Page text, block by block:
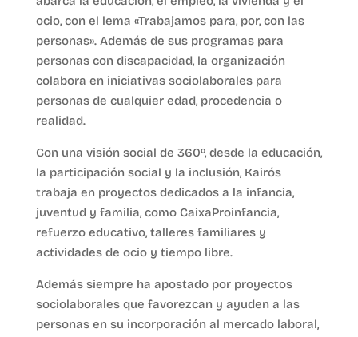
ocio, con el lema «Trabajamos para, por, con las
personas». Además de sus programas para
personas con discapacidad, la organización
colabora en iniciativas sociolaborales para
personas de cualquier edad, procedencia o
realidad.
Con una visión social de 360º, desde la educación,
la participación social y la inclusión, Kairós
trabaja en proyectos dedicados a la infancia,
juventud y familia, como CaixaProinfancia,
refuerzo educativo, talleres familiares y
actividades de ocio y tiempo libre.
Además siempre ha apostado por proyectos
sociolaborales que favorezcan y ayuden a las
personas en su incorporación al mercado laboral,